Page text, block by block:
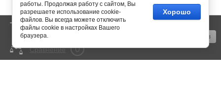
Оформить заказ
Корзина 0 пусто
Сравнение 0
работы. Продолжая работу с сайтом, Вы
разрешаете использование cookie-
файлов. Вы всегда можете отключить
файлы cookie в настройках Вашего
браузера.
Хорошо